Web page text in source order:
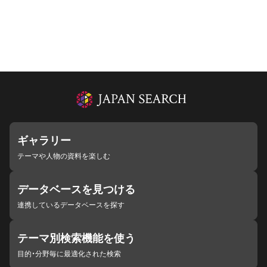
ギャラリー
テーマや人物の資料を楽しむ
データベースを見つける
連携しているデータベースを探す
テーマ別検索機能を使う
目的・分野毎に最適化された検索